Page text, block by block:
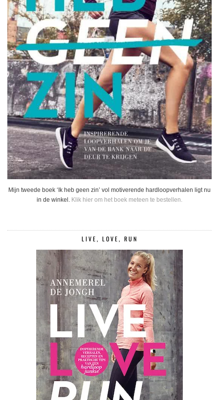
Mijn tweede boek ‘Ik heb geen zin’ vol motiverende hardloopverhalen ligt nu
in de winkel. Klik hier om het boek meteen te bestellen.
LIVE, LOVE, RUN